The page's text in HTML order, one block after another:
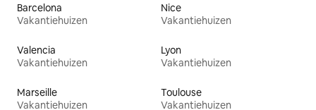
Barcelona
Vakantiehuizen
Nice
Vakantiehuizen
Valencia
Vakantiehuizen
Lyon
Vakantiehuizen
Marseille
Vakantiehuizen
Toulouse
Vakantiehuizen